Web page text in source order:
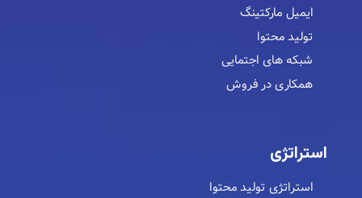
ایمیل مارکتینگ
تولید محتوا
شبکه های اجتمایی
همکاری در فروش
استراتژی
استراتژی تولید محتوا